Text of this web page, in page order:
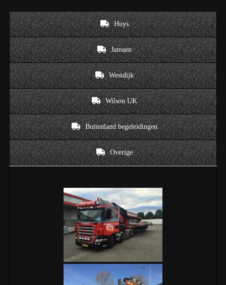
Huys
Janssen
Westdijk
Wilson UK
Buitenland begeleidingen
Overige